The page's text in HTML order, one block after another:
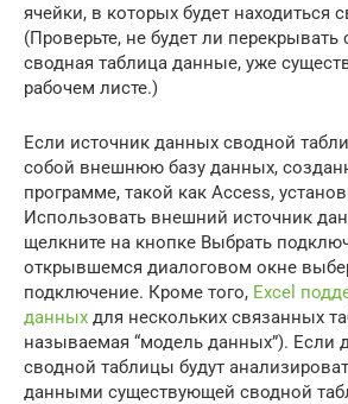
ячейки, в которых будет находиться
(Проверьте, не будет ли перекрывать
сводная таблица данные, уже
рабочем листе.)
Если источник данных сводной
собой внешнюю базу данных,
программе, такой как Access,
Использовать внешний источник
щелкните на кнопке Выбрать
открывшемся диалоговом окне
подключение. Кроме того, Excel
данных для нескольких связанных
называемая “модель данных”). Если
сводной таблицы будут
данными существующей сводной